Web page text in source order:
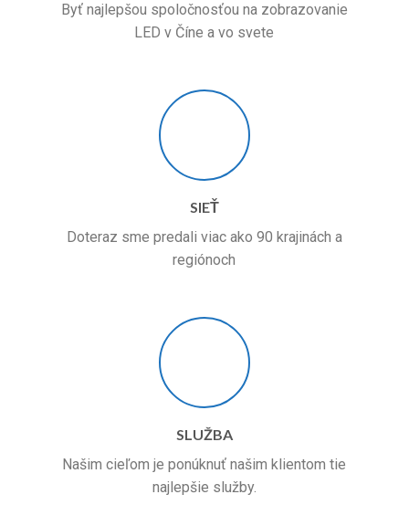
Byť najlepšou spoločnosťou na zobrazovanie
LED v Číne a vo svete
SIEŤ
Doteraz sme predali viac ako 90 krajinách a
regiónoch
SLUŽBA
Našim cieľom je ponúknuť našim klientom tie
najlepšie služby.